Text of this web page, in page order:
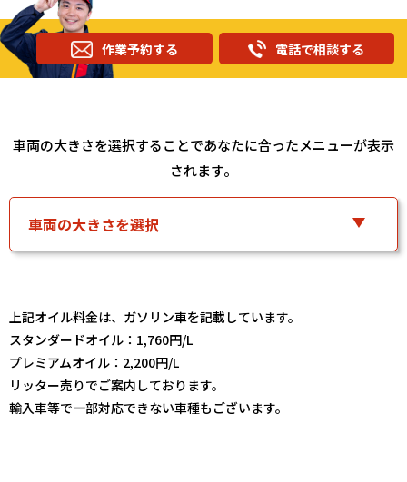
作業予約する 電話で相談する
車両の大きさを選択することであなたに合ったメニューが表示
されます。
上記オイル料金は、ガソリン車を記載しています。
スタンダードオイル：1,760円/L
プレミアムオイル：2,200円/L
リッター売りでご案内しております。
輸入車等で一部対応できない車種もございます。